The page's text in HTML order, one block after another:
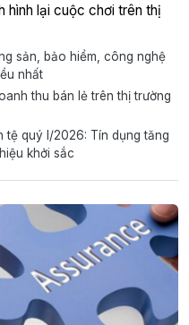
hình lại cuộc chơi trên thị
sản, bảo hiểm, công nghệ
nhất
thu bán lẻ trên thị trường
tệ quý I/2026: Tín dụng tăng
khởi sắc